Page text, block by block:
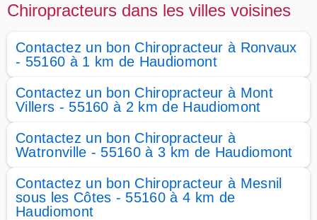
Chiropracteurs dans les villes voisines
Contactez un bon Chiropracteur à Ronvaux
- 55160 à 1 km de Haudiomont
Contactez un bon Chiropracteur à Mont
Villers - 55160 à 2 km de Haudiomont
Contactez un bon Chiropracteur à
Watronville - 55160 à 3 km de Haudiomont
Contactez un bon Chiropracteur à Mesnil
sous les Côtes - 55160 à 4 km de
Haudiomont